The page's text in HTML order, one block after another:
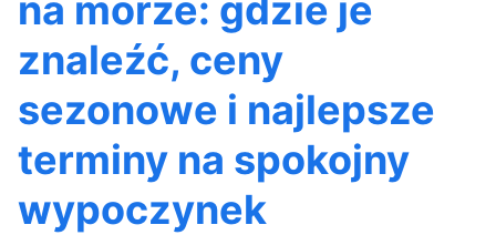
na morze: gdzie je
znaleźć, ceny
sezonowe i najlepsze
terminy na spokojny
wypoczynek